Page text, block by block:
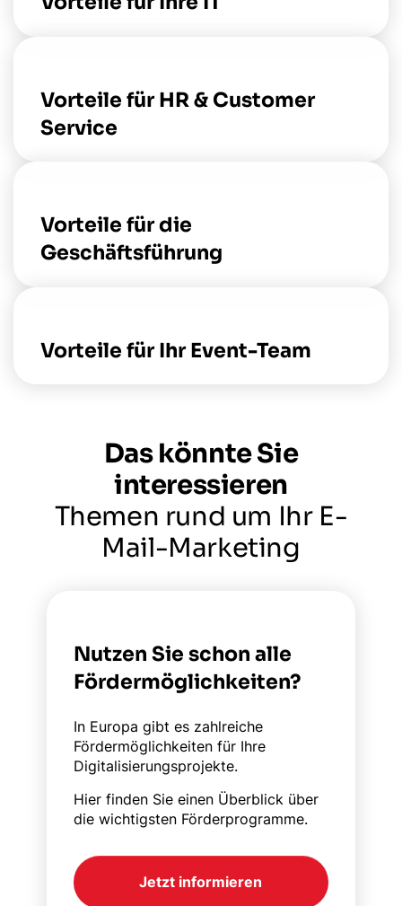
Vorteile für HR & Customer
Service
Vorteile für die
Geschäftsführung
Vorteile für Ihr Event-Team
Das könnte Sie
interessieren
Themen rund um Ihr E-
Mail-Marketing
Nutzen Sie schon alle
Fördermöglichkeiten?
In Europa gibt es zahlreiche
Fördermöglichkeiten für Ihre
Digitalisierungsprojekte.
Hier finden Sie einen Überblick über
die wichtigsten Förderprogramme.
Jetzt informieren